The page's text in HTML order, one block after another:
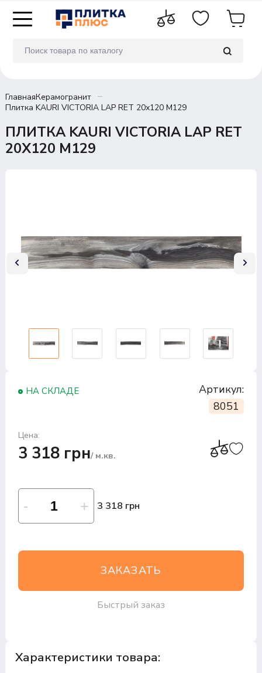
ГлавнаяКерамогранит
Плитка KAURI VICTORIA LAP RET 20х120 M129
ПЛИТКА KAURI VICTORIA LAP RET
20Х120 M129
НА СКЛАДЕ
Артикул:
8051
Цена:
3 318 грн/ м.кв.
3 318 грн
ЗАКАЗАТЬ
Быстрый заказ
Характеристики товара: